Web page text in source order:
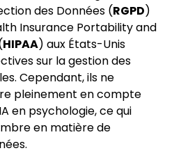
des Données (RGPD)
Insurance Portability and
HIPAA) aux États-Unis
sur la gestion des
Cependant, ils ne
pleinement en compte
en psychologie, ce qui
en matière de